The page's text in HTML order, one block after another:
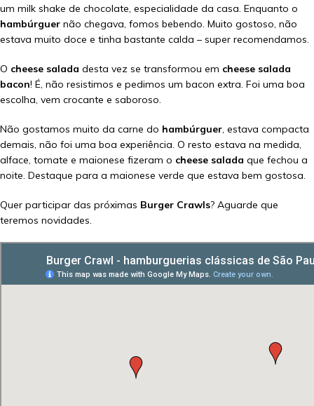
um milk shake de chocolate, especialidade da casa. Enquanto o
hambúrguer não chegava, fomos bebendo. Muito gostoso, não
estava muito doce e tinha bastante calda – super recomendamos.
O cheese salada desta vez se transformou em cheese salada
bacon! É, não resistimos e pedimos um bacon extra. Foi uma boa
escolha, vem crocante e saboroso.
Não gostamos muito da carne do hambúrguer, estava compacta
demais, não foi uma boa experiência. O resto estava na medida,
alface, tomate e maionese fizeram o cheese salada que fechou a
noite. Destaque para a maionese verde que estava bem gostosa.
Quer participar das próximas Burger Crawls? Aguarde que
teremos novidades.